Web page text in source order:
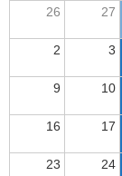
26 27
2 3
9 10
16 17
23 24